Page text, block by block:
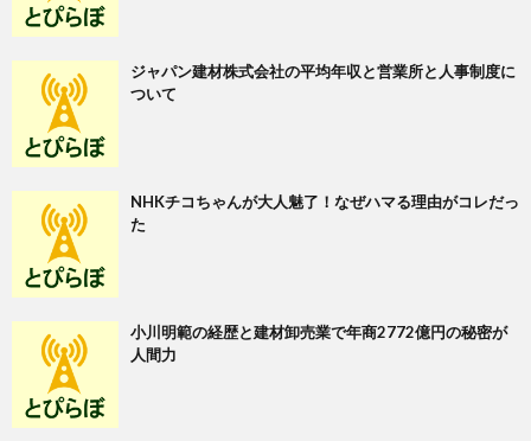
ジャパン建材株式会社の平均年収と営業所と人事制度に
ついて
NHKチコちゃんが大人魅了！なぜハマる理由がコレだっ
た
小川明範の経歴と建材卸売業で年商2772億円の秘密が
人間力